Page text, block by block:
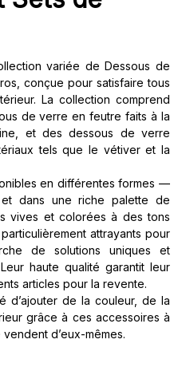
variée de Dessous de
conçue pour satisfaire tous
La collection comprend
de verre en feutre faits à la
et des dessous de verre
tels que le vétiver et la
en différentes formes —
dans une riche palette de
vives et colorées à des tons
attrayants pour
de solutions uniques et
haute qualité garantit leur
articles pour la revente.
d’ajouter de la couleur, de la
grâce à ces accessoires à
d’eux-mêmes.